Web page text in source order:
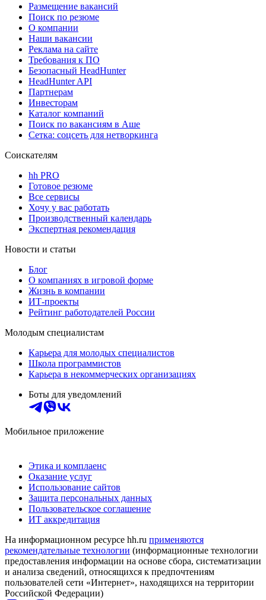
Размещение вакансий
Поиск по резюме
О компании
Наши вакансии
Реклама на сайте
Требования к ПО
Безопасный HeadHunter
HeadHunter API
Партнерам
Инвесторам
Каталог компаний
Поиск по вакансиям в Аше
Сетка: соцсеть для нетворкинга
Соискателям
hh PRO
Готовое резюме
Все сервисы
Хочу у вас работать
Производственный календарь
Экспертная рекомендация
Новости и статьи
Блог
О компаниях в игровой форме
Жизнь в компании
ИТ-проекты
Рейтинг работодателей России
Молодым специалистам
Карьера для молодых специалистов
Школа программистов
Карьера в некоммерческих организациях
Боты для уведомлений
Мобильное приложение
Этика и комплаенс
Оказание услуг
Использование сайтов
Защита персональных данных
Пользовательское соглашение
ИТ аккредитация
На информационном ресурсе hh.ru применяются
рекомендательные технологии (информационные технологии
предоставления информации на основе сбора, систематизации
и анализа сведений, относящихся к предпочтениям
пользователей сети «Интернет», находящихся на территории
Российской Федерации)